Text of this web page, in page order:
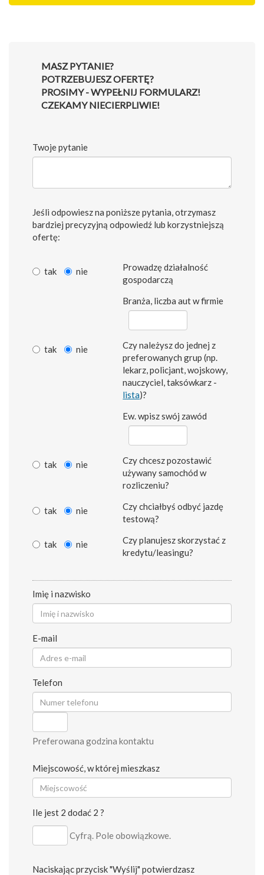
MASZ PYTANIE?
POTRZEBUJESZ OFERTĘ?
PROSIMY - WYPEŁNIJ FORMULARZ!
CZEKAMY NIECIERPLIWIE!
Twoje pytanie
Jeśli odpowiesz na poniższe pytania, otrzymasz
bardziej precyzyjną odpowiedź lub korzystniejszą
ofertę:
tak nie
Prowadzę działalność
gospodarczą
Branża, liczba aut w firmie
tak nie
Czy należysz do jednej z
preferowanych grup (np.
lekarz, policjant, wojskowy,
nauczyciel, taksówkarz -
lista)?
Ew. wpisz swój zawód
tak nie
Czy chcesz pozostawić
używany samochód w
rozliczeniu?
tak nie
Czy chciałbyś odbyć jazdę
testową?
tak nie
Czy planujesz skorzystać z
kredytu/leasingu?
Imię i nazwisko
E-mail
Telefon
Preferowana godzina kontaktu
Miejscowość, w której mieszkasz
Ile jest 2 dodać 2 ?
Cyfrą. Pole obowiązkowe.
Naciskając przycisk "Wyślij" potwierdzasz